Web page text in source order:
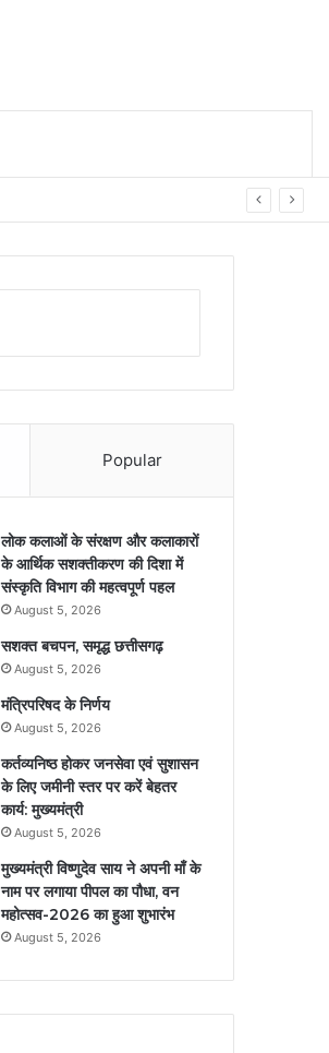
Popular
लोक कलाओं के संरक्षण और कलाकारों
के आर्थिक सशक्तीकरण की दिशा में
संस्कृति विभाग की महत्वपूर्ण पहल
August 5, 2026
सशक्त बचपन, समृद्ध छत्तीसगढ़
August 5, 2026
मंत्रिपरिषद के निर्णय
August 5, 2026
कर्तव्यनिष्ठ होकर जनसेवा एवं सुशासन
के लिए जमीनी स्तर पर करें बेहतर
कार्य: मुख्यमंत्री
August 5, 2026
मुख्यमंत्री विष्णुदेव साय ने अपनी माँ के
नाम पर लगाया पीपल का पौधा, वन
महोत्सव-2026 का हुआ शुभारंभ
August 5, 2026